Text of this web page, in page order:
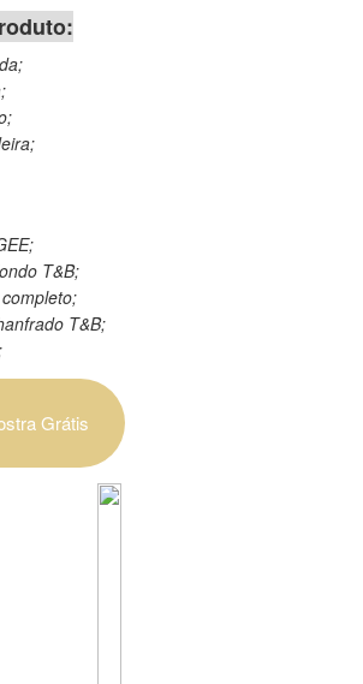
T&B;
T&B;
Grátis